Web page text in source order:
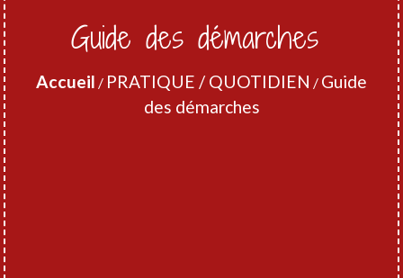
Guide des démarches
Accueil / PRATIQUE / QUOTIDIEN / Guide
des démarches